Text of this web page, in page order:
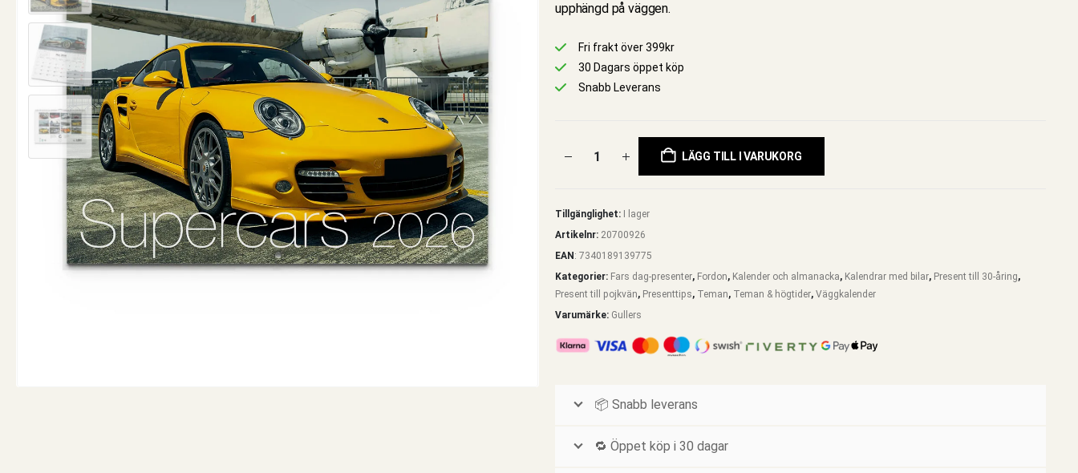
upphängd på väggen.
Fri frakt över 399kr
30 Dagars öppet köp
Snabb Leverans
LÄGG TILL I VARUKORG
Tillgänglighet:
I lager
Artikelnr: 20700926
EAN : 7340189139775
Kategorier: Fars dag-presenter, Fordon, Kalender och almanacka, Kalendrar med bilar, Present till 30-åring,
Present till pojkvän, Presenttips, Teman, Teman & högtider, Väggkalender
Varumärke: Gullers
📦 Snabb leverans
🔁 Öppet köp i 30 dagar